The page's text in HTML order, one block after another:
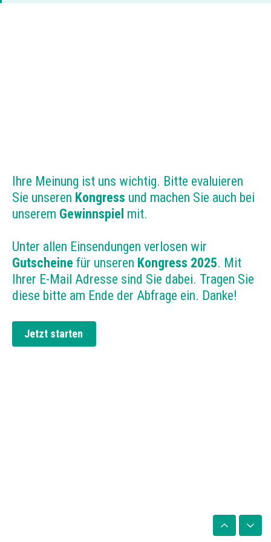
Ihre Meinung ist uns wichtig. Bitte evaluieren
Sie unseren Kongress und machen Sie auch bei
unserem Gewinnspiel mit.
Unter allen Einsendungen verlosen wir
Gutscheine für unseren Kongress 2025. Mit
Ihrer E-Mail Adresse sind Sie dabei. Tragen Sie
diese bitte am Ende der Abfrage ein. Danke!
Jetzt starten